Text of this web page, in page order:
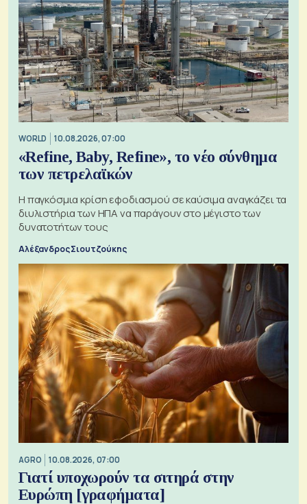
WORLD 10.08.2026, 07:00
«Refine, Baby, Refine», το νέο σύνθημα
των πετρελαϊκών
Η παγκόσμια κρίση εφοδιασμού σε καύσιμα αναγκάζει τα
διυλιστήρια των ΗΠΑ να παράγουν στο μέγιστο των
δυνατοτήτων τους
Αλέξανδρος Σιουτζούκης
AGRO 10.08.2026, 07:00
Γιατί υποχωρούν τα σιτηρά στην
Ευρώπη [γραφήματα]